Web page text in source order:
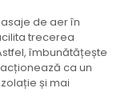
de aer în
trecerea
îmbunătățește
ca un
și mai